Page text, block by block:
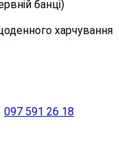
банці)
харчування
097 591 26 18